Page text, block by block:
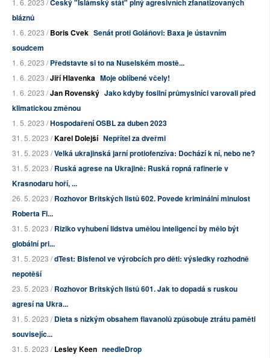
1. 6. 2023 /Český "Islámský stát" plný agresivních zfanatizovaných
bláznů
1. 6. 2023 /Boris Cvek Senát proti Goláňovi: Baxa je ústavním
soudcem
1. 6. 2023 /Představte si to na Nuselském mostě...
1. 6. 2023 /Jiří Hlavenka Moje oblíbené včely!
1. 6. 2023 /Jan Rovenský Jako kdyby fosilní průmyslníci varovali před
klimatickou změnou
1. 5. 2023 /Hospodaření OSBL za duben 2023
31. 5. 2023 /Karel Dolejší Nepřítel za dveřmi
31. 5. 2023 /Velká ukrajinská jarní protiofenzíva: Dochází k ní, nebo ne?
31. 5. 2023 /Ruská agrese na Ukrajině: Ruská ropná rafinerie v
Krasnodaru hoří, ...
26. 5. 2023 /Rozhovor Britských listů 602. Povede kriminální minulost
Roberta Fi...
31. 5. 2023 /Riziko vyhubení lidstva umělou inteligencí by mělo být
globální pri...
31. 5. 2023 /dTest: Bisfenol ve výrobcích pro děti: výsledky rozhodně
nepotěší
23. 5. 2023 /Rozhovor Britských listů 601. Jak to dopadá s ruskou
agresí na Ukra...
31. 5. 2023 /Dieta s nízkým obsahem flavanolů způsobuje ztrátu paměti
souvisejíc...
31. 5. 2023 /Lesley Keen needleDrop